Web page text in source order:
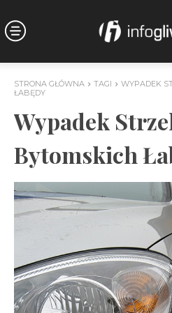
STRONA GŁÓWNA TAGI
WYPADEK
ŁABĘDY
Wypadek
Bytomskich